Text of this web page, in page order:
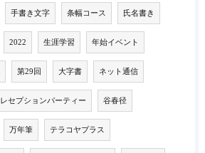
手書き文字 条幅コース 氏名書き
2022 生涯学習 年始イベント
第29回 大字書 ネット通信
レセプションパーティー 谷春径
万年筆 テラコヤプラス